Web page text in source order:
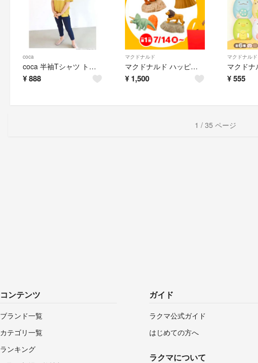
coca
coca 半袖Tシャツ トップス コカ ロゴトップス Tシャツ イエロー トップス 英ロゴ 黄色 120
¥888
マクドナルド
マクドナルド ハッピーセットおもちゃ アニア まとめ売り バラ売可 マック
¥ 1,500
マクドナルド
¥ 555
1 / 35 ページ
コンテンツ
ブランド一覧
カテゴリ一覧
ランキング
ガイド
ラクマ公式ガイド
はじめての方へ
ラクマについて